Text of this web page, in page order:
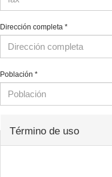
Dirección completa *
Población *
Término de uso